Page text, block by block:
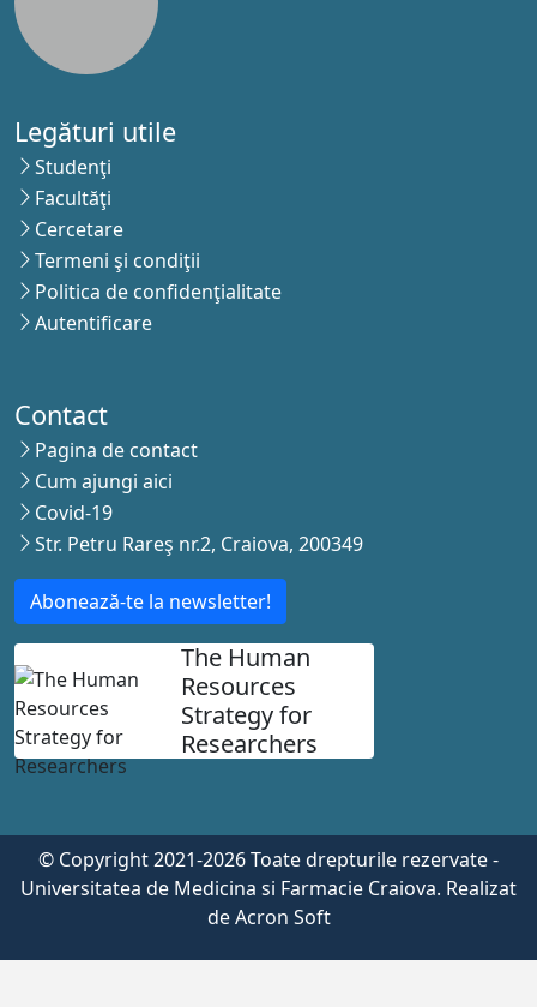
Legături utile
Studenţi
Facultăţi
Cercetare
Termeni şi condiţii
Politica de confidenţialitate
Autentificare
Contact
Pagina de contact
Cum ajungi aici
Covid-19
Str. Petru Rareş nr.2, Craiova, 200349
Abonează-te la newsletter!
The Human
Resources
Strategy for
Researchers
© Copyright 2021-2026 Toate drepturile rezervate -
Universitatea de Medicina si Farmacie Craiova. Realizat
deAcron Soft